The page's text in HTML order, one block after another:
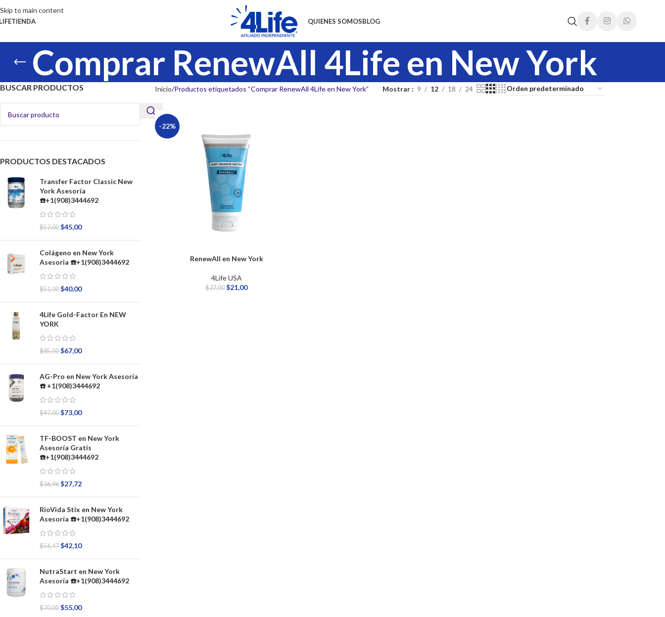
Skip to main content
TIENDA QUIENES SOMOSBLOG
Comprar RenewAll 4Life en New York
BUSCAR PRODUCTOS
PRODUCTOS DESTACADOS
Transfer Factor Classic New
York Asesoría
☎️+1(908)3444692
$57,00 $45,00
Colágeno en New York
Asesoria ☎️+1(908)3444692
$51,00 $40,00
4Life Gold-Factor En NEW
YORK
$85,00 $67,00
AG-Pro en New York Asesoría
☎️ +1(908)3444692
$97,00 $73,00
TF-BOOST en New York
Asesoría Gratis
☎️+1(908)3444692
$36,96 $27,72
RioVida Stix en New York
Asesoría ☎️+1(908)3444692
$56,47 $42,10
NutraStart en New York
Asesoría ☎️+1(908)3444692
$70,00 $55,00
Inicio Productos etiquetados “Comprar RenewAll 4Life en New York” Mostrar 9 12 18 24
-22%
RenewAll en New York
4Life USA
$27,00 $21,00